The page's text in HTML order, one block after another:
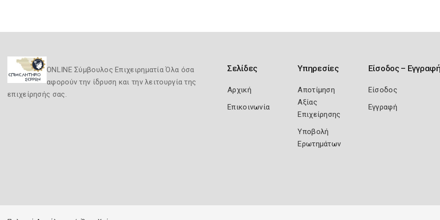
ONLINE Σύμβουλος Επιχειρηματία Όλα όσα
αφορούν την ίδρυση και την λειτουργία της
επιχείρησής σας.
Σελίδες
Αρχική
Επικοινωνία
Υπηρεσίες
Αποτίμηση
Αξίας
Επιχείρησης
Υποβολή
Ερωτημάτων
Είσοδος –
Είσοδος
Εγγραφή